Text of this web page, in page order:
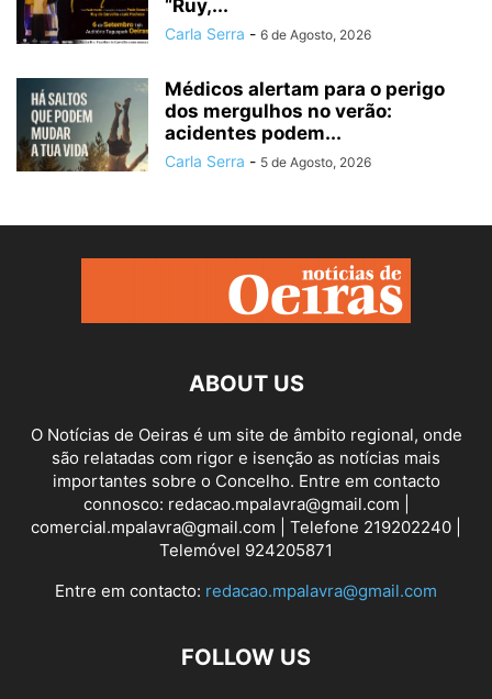
“Ruy,...
Carla Serra - 6 de Agosto, 2026
Médicos alertam para o perigo
dos mergulhos no verão:
acidentes podem...
Carla Serra - 5 de Agosto, 2026
ABOUT US
O Notícias de Oeiras é um site de âmbito regional, onde
são relatadas com rigor e isenção as notícias mais
importantes sobre o Concelho. Entre em contacto
connosco: redacao.mpalavra@gmail.com |
comercial.mpalavra@gmail.com | Telefone 219202240 |
Telemóvel 924205871
Entre em contacto: redacao.mpalavra@gmail.com
FOLLOW US